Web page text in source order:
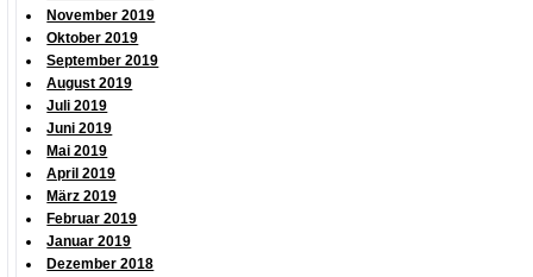
November 2019
Oktober 2019
September 2019
August 2019
Juli 2019
Juni 2019
Mai 2019
April 2019
März 2019
Februar 2019
Januar 2019
Dezember 2018